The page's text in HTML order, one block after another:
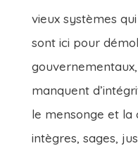
vieux systèmes
sont ici pour
manquent
le mensonge et la
intègres, sages,